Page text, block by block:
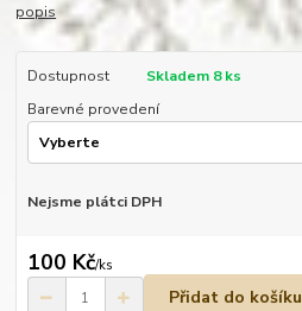
popis
Dostupnost
Skladem 8 ks
Barevné provedení
Nejsme plátci DPH
100 Kč/ks
Přidat do košíku